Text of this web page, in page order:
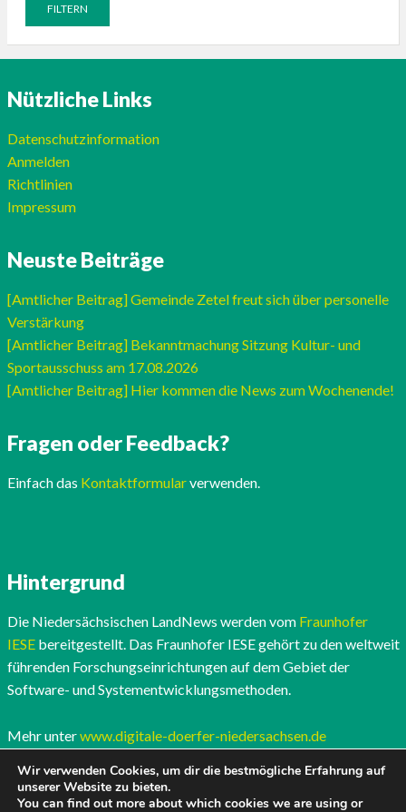
Nützliche Links
Datenschutzinformation
Anmelden
Richtlinien
Impressum
Neuste Beiträge
[Amtlicher Beitrag] Gemeinde Zetel freut sich über personelle
Verstärkung
[Amtlicher Beitrag] Bekanntmachung Sitzung Kultur- und
Sportausschuss am 17.08.2026
[Amtlicher Beitrag] Hier kommen die News zum Wochenende!
Fragen oder Feedback?
Einfach das Kontaktformularverwenden.
Hintergrund
Die Niedersächsischen LandNews werden vom Fraunhofer
IESEbereitgestellt. Das Fraunhofer IESE gehört zu den weltweit
führenden Forschungseinrichtungen auf dem Gebiet der
Software- und Systementwicklungsmethoden.
Mehr unterwww.digitale-doerfer-niedersachsen.de
Wir verwenden Cookies, um dir die bestmögliche Erfahrung auf
unserer Website zu bieten.
You can find out more about which cookies we are using or